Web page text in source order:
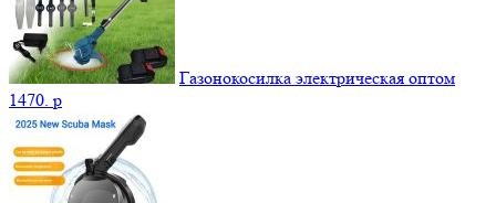
Газонокосилка электрическая оптом
1470. p